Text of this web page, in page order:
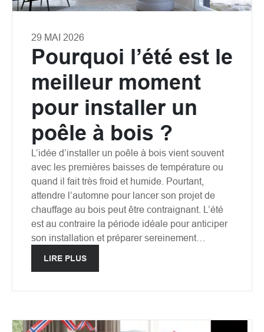
29 MAI 2026
Pourquoi l’été est le
meilleur moment
pour installer un
poêle à bois ?
L’idée d’installer un poêle à bois vient souvent
avec les premières baisses de température ou
quand il fait très froid et humide. Pourtant,
attendre l’automne pour lancer son projet de
chauffage au bois peut être contraignant. L’été
est au contraire la période idéale pour anticiper
son installation et préparer sereinement…
LIRE PLUS